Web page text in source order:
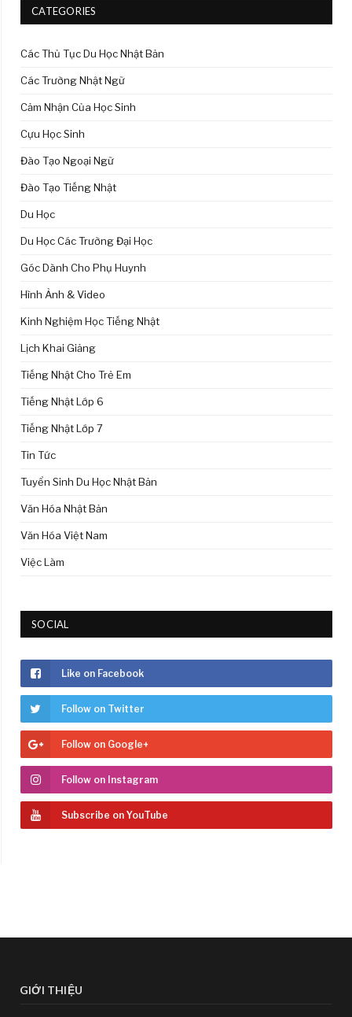
CATEGORIES
Các Thủ Tục Du Học Nhật Bản
Các Trường Nhật Ngữ
Cảm Nhận Của Học Sinh
Cựu Học Sinh
Đào Tạo Ngoại Ngữ
Đào Tạo Tiếng Nhật
Du Học
Du Học Các Trường Đại Học
Góc Dành Cho Phụ Huynh
Hình Ảnh & Video
Kinh Nghiệm Học Tiếng Nhật
Lịch Khai Giảng
Tiếng Nhật Cho Trẻ Em
Tiếng Nhật Lớp 6
Tiếng Nhật Lớp 7
Tin Tức
Tuyển Sinh Du Học Nhật Bản
Văn Hóa Nhật Bản
Văn Hóa Việt Nam
Việc Làm
SOCIAL
Like on Facebook
Follow on Twitter
Follow on Google+
Follow on Instagram
Subscribe on YouTube
GIỚI THIỆU